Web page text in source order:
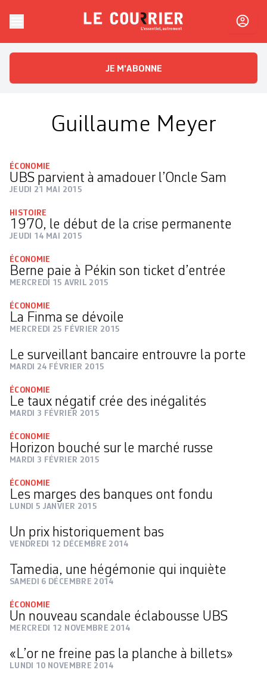
Le CourrierL'essentiel, autrement
JE M'ABONNE
Guillaume Meyer
ÉCONOMIE
UBS parvient à amadouer l’Oncle Sam
JEUDI 21 MAI 2015
HISTOIRE
1970, le début de la crise permanente
JEUDI 14 MAI 2015
ÉCONOMIE
Berne paie à Pékin son ticket d’entrée
MERCREDI 15 AVRIL 2015
ÉCONOMIE
La Finma se dévoile
MERCREDI 25 FÉVRIER 2015
Le surveillant bancaire entrouvre la porte
MARDI 24 FÉVRIER 2015
ÉCONOMIE
Le taux négatif crée des inégalités
MARDI 3 FÉVRIER 2015
ÉCONOMIE
Horizon bouché sur le marché russe
MARDI 3 FÉVRIER 2015
ÉCONOMIE
Les marges des banques ont fondu
LUNDI 5 JANVIER 2015
Un prix historiquement bas
VENDREDI 12 DÉCEMBRE 2014
Tamedia, une hégémonie qui inquiète
SAMEDI 6 DÉCEMBRE 2014
ÉCONOMIE
Un nouveau scandale éclabousse UBS
MERCREDI 12 NOVEMBRE 2014
«L’or ne freine pas la planche à billets»
LUNDI 10 NOVEMBRE 2014